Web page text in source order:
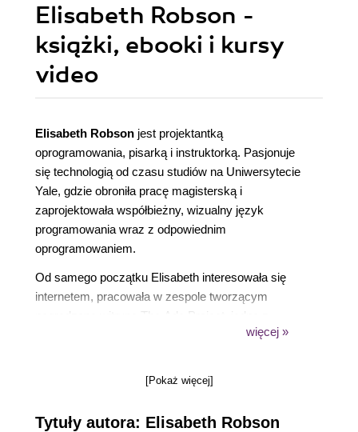
Elisabeth Robson -
książki, ebooki i kursy
video
Elisabeth Robson jest projektantką
oprogramowania, pisarką i instruktorką. Pasjonuje
się technologią od czasu studiów na Uniwersytecie
Yale, gdzie obroniła pracę magisterską i
zaprojektowała współbieżny, wizualny język
programowania wraz z odpowiednim
oprogramowaniem.
Od samego początku Elisabeth interesowała się
internetem, pracowała w zespole tworzącym
pierwszych witryn dla kobiet zajmujących się
możliwości rozwoju kariery i informacji o mentorach.
internetowego projektu edukacyjnego poświęconego
więcej »
[Pokaż więcej]
Tytuły autora: Elisabeth Robson